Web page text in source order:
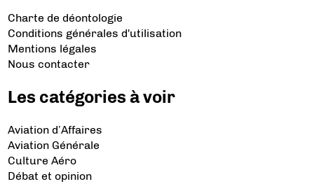
Charte de déontologie
Conditions générales d'utilisation
Mentions légales
Nous contacter
Les catégories à voir
Aviation d’Affaires
Aviation Générale
Culture Aéro
Débat et opinion